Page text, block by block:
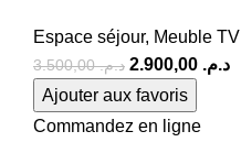
Espace séjour, Meuble TV
د.م.3.500,00 د.م.
Ajouter aux favoris
Commandez en ligne